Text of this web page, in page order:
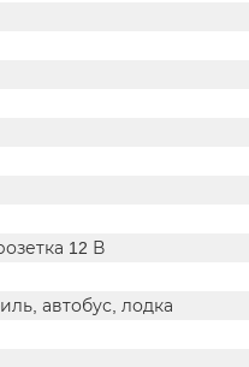
12 В
автобус, лодка